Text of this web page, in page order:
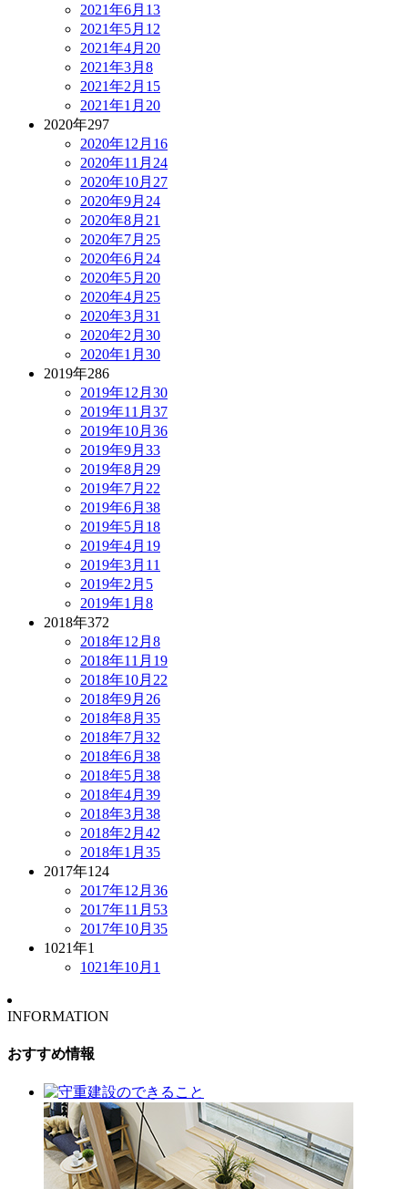
2021年6月 13
2021年5月 12
2021年4月 20
2021年3月 8
2021年2月 15
2021年1月 20
2020年297
2020年12月 16
2020年11月 24
2020年10月 27
2020年9月 24
2020年8月 21
2020年7月 25
2020年6月 24
2020年5月 20
2020年4月 25
2020年3月 31
2020年2月 30
2020年1月 30
2019年286
2019年12月 30
2019年11月 37
2019年10月 36
2019年9月 33
2019年8月 29
2019年7月 22
2019年6月 38
2019年5月 18
2019年4月 19
2019年3月 11
2019年2月 5
2019年1月 8
2018年372
2018年12月 8
2018年11月 19
2018年10月 22
2018年9月 26
2018年8月 35
2018年7月 32
2018年6月 38
2018年5月 38
2018年4月 39
2018年3月 38
2018年2月 42
2018年1月 35
2017年124
2017年12月 36
2017年11月 53
2017年10月 35
1021年1
1021年10月 1
INFORMATION
おすすめ情報